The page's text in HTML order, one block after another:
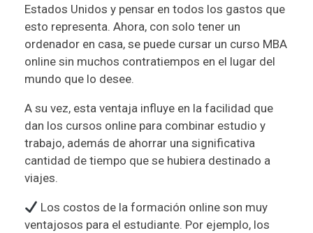
Estados Unidos y pensar en todos los gastos que
esto representa. Ahora, con solo tener un
ordenador en casa, se puede cursar un curso MBA
online sin muchos contratiempos en el lugar del
mundo que lo desee.
A su vez, esta ventaja influye en la facilidad que
dan los cursos online para combinar estudio y
trabajo, además de ahorrar una significativa
cantidad de tiempo que se hubiera destinado a
viajes.
Los costos de la formación online son muy
ventajosos para el estudiante. Por ejemplo, los